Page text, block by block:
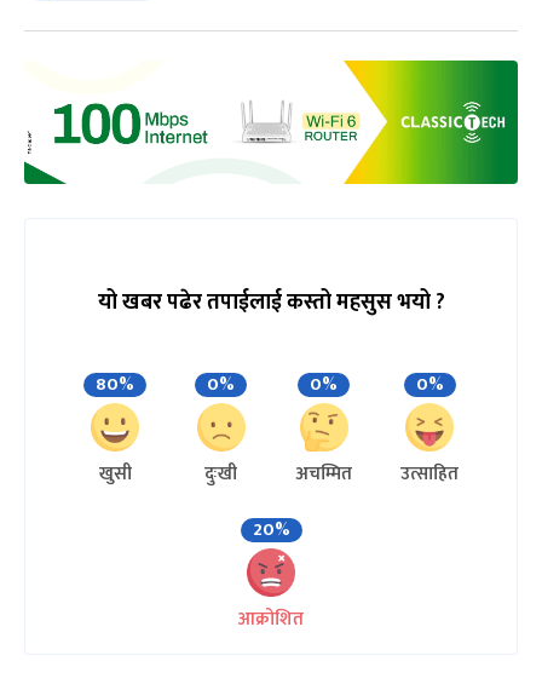
यो खबर पढेर तपाईलाई कस्तो महसुस भयो ?
80%
खुसी
0%
दुःखी
0%
अचम्मित
0%
उत्साहित
20%
आक्रोशित